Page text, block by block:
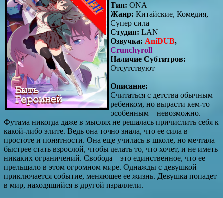
Тип: ONA
Жанр: Китайские, Комедия,
Супер сила
Студия: LAN
Озвучка: AniDUB,
Crunchyroll
Наличие Субтитров:
Отсутствуют
Описание:
Считаться с детства обычным
ребенком, но вырасти кем-то
особенным – невозможно.
Футама никогда даже в мыслях не решалась причислить себя к
какой-либо элите. Ведь она точно знала, что ее сила в
простоте и понятности. Она еще училась в школе, но мечтала
быстрее стать взрослой, чтобы делать то, что хочет, и не иметь
никаких ограничений. Свобода – это единственное, что ее
прельщало в этом огромном мире. Однажды с девушкой
приключается событие, меняющее ее жизнь. Девушка попадет
в мир, находящийся в другой параллели.